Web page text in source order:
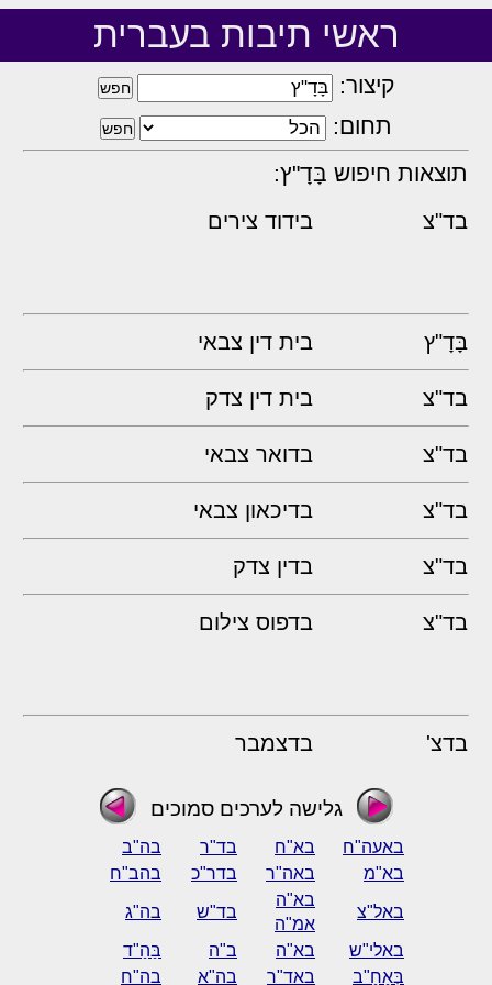
ראשי תיבות בעברית
קיצור:
תחום:
תוצאות חיפוש בָּדָ"ץ:
בד"צ בידוד צירים
בָּדָ"ץ בית דין צבאי
בד"צ בית דין צדק
בד"צ בדואר צבאי
בד"צ בדיכאון צבאי
בד"צ בדין צדק
בד"צ בדפוס צילום
בדצ' בדצמבר
גלישה לערכים סמוכים
באעה"ח בא"ח בד"ר
בה"ב
בא"מ
באה"ר בדר"כ בהב"ח
באל"צ
בא"ה
אמ"ה
בד"ש בה"ג
באלי"ש בא"ה ב"ה
בַּהַ"ד
בְּאַחַ"ב
באד"ר בה"א בה"ח